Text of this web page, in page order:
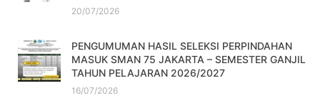
20/07/2026
PENGUMUMAN HASIL SELEKSI PERPINDAHAN
MASUK SMAN 75 JAKARTA – SEMESTER GANJIL
TAHUN PELAJARAN 2026/2027
16/07/2026